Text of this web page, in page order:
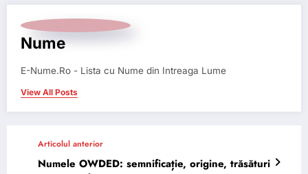
Nume
E-Nume.Ro - Lista cu Nume din Intreaga Lume
View All Posts
Articolul anterior
Numele OWDED: semnificație, origine, trăsături